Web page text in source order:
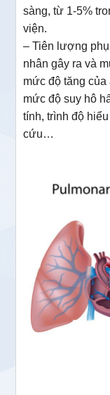
sàng, từ 1-5%
viện.
– Tiên lượng
nhân gây ra và
mức độ tăng
mức độ suy hô
tính, trình độ
cứu…